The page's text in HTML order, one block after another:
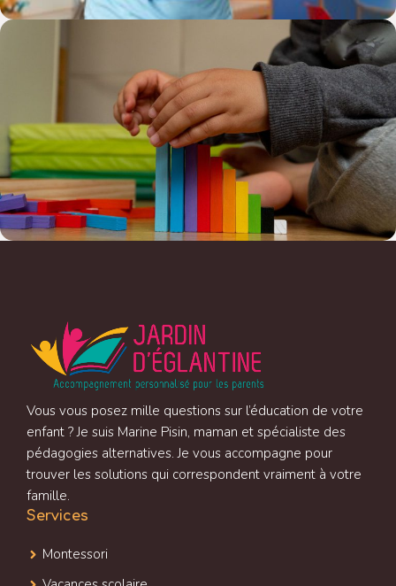
Vous vous posez mille questions sur l’éducation de votre
enfant ? Je suis Marine Pisin, maman et spécialiste des
pédagogies alternatives. Je vous accompagne pour
trouver les solutions qui correspondent vraiment à votre
famille.
Services
Montessori